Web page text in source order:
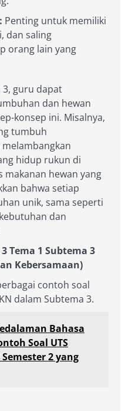
Penting untuk memiliki
dan saling
orang lain yang
3, guru dapat
dan hewan
konsep ini. Misalnya,
tumbuh
hidup rukun di
makanan hewan yang
bahwa setiap
unik, sama seperti
dan
Tema 1 Subtema 3
Kebersamaan)
contoh soal
dalam Subtema 3.
Bahasa
Soal UTS
2 yang